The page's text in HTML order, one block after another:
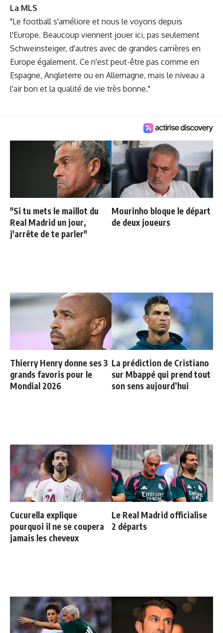
La MLS
"Le football s'améliore et nous le voyons depuis
l'Europe. Beaucoup viennent jouer ici, pas seulement
Schweinsteiger, d'autres avec de grandes carrières en
Europe également. Ce n'est peut-être pas comme en
Espagne, Angleterre ou en Allemagne, mais le niveau a
l'air bon et la qualité de vie très bonne."
"Si tu mets le maillot du
Real Madrid un jour,
j'arrête de te parler"
Mourinho bloque le départ
de deux joueurs
Thierry Henry donne ses 3
grands favoris pour le
Mondial 2026
La prédiction de Cristiano
sur Mbappé qui prend tout
son sens aujourd’hui
Cucurella explique
pourquoi il ne se coupera
jamais les cheveux
Le Real Madrid officialise
2 départs